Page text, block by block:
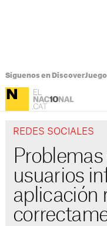
Síguenos en DiscoverJuego
REDES SOCIALES
usuarios
aplicación